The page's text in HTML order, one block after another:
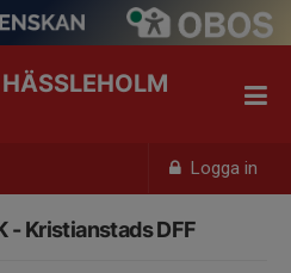
Logga in
- Kristianstads DFF